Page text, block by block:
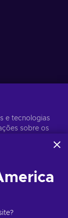
oAviso de
e tecnologias
sobre os
serviços
utilização
Pode
Google utiliza